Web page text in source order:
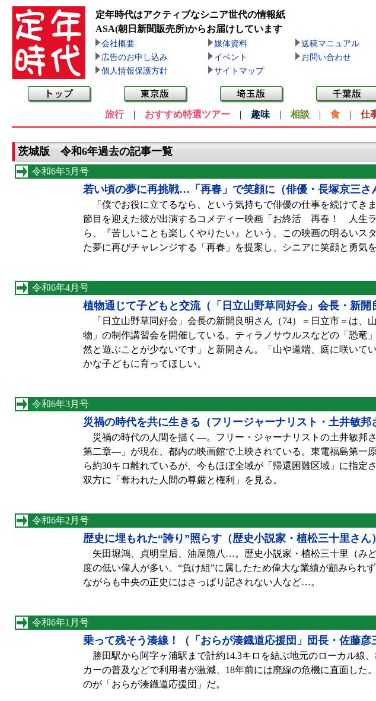
定年時代はアクティブなシニア世代の情報紙
ASA(朝日新聞販売所)からお届けしています
会社概要 媒体資料
送稿マニュアル
広告のお申し込み
イベント
お問い合わせ
個人情報保護方針
サイトマップ
旅行| おすすめ特選ツアー | 趣味 | 相談 | 食 | 仕
茨城版 令和6年過去の記事一覧
令和6年5月号
若い頃の夢に再挑戦…「再春」で笑顔に（俳優・長塚京三さ
「僕でお役に立てるなら、という気持ちで俳優の仕事を続けてき
節目を迎えた彼が出演するコメディー映画「お終活 再春！ 人生
ら、『苦しいことも楽しくやりたい』という、この映画の明るいス
た夢に再びチャレンジする「再春」を提案し、シニアに笑顔と勇気を
令和6年4月号
植物通じて子どもと交流（「日立山野草同好会」会長・新開
「日立山野草同好会」会長の新開良明さん（74）＝日立市＝は、
物」の制作講習会を開催している。ティラノサウルスなどの「恐竜
然と遊ぶことが少ないです」と新開さん。「山や道端、庭に咲いて
かな子どもに育ってほしい。
令和6年3月号
災禍の時代を共に生きる（フリージャーナリスト・土井敏邦
災禍の時代の人間を描く—。フリー・ジャーナリストの土井敏邦
第二章—」が現在、都内の映画館で上映されている。東電福島第一
ら約30キロ離れているが、今もほぼ全域が「帰還困難区域」に指定
双方に「奪われた人間の尊厳と権利」を見る。
令和6年2月号
歴史に埋もれた“誇り”照らす（歴史小説家・植松三十里さん）
矢田堀鴻、貞明皇后、油屋熊八…。歴史小説家・植松三十里（み
度の低い偉人が多い。“負け組”に属したため偉大な業績が顧みられ
ながらも中央の正史にはさっぱり記されない人など…。
令和6年1月号
乗って残そう湊線！（「おらが湊鐡道応援団」団長・佐藤彦
勝田駅から阿字ヶ浦駅まで計約14.3キロを結ぶ地元のローカル線
カーの普及などで利用者が激減、18年前には廃線の危機に直面し
のが「おらが湊鐡道応援団」だ。